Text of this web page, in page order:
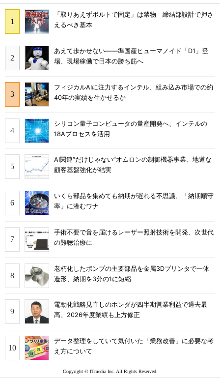
「取りあえずボルトで固定」は禁物 締結部設計で押さ
えるべき基本
あえて歩かせない――準国産ヒューマノイド「D1」登
場、現場稼働で日本の勝ち筋へ
フィジカルAIに注力するインテル、組み込み市場での約
40年の実績を生かせるか
シリコン量子コンピュータの量産開発へ、インテルの
18Aプロセスを活用
AI関連“だけじゃない”オムロンの制御機器事業、地道な
顧客基盤強化が結実
いくら部品を集めても納期が遅れる不思議、「納期順守
率」に潜むワナ
手術不要で音を届けるレーザー照射技術を開発、次世代
の難聴治療に
老朽化したポンプの主要部品を金属3Dプリンタで一体
造形、納期を3分の1に短縮
電動化戦略見直しのホンダが四半期営業利益で過去最
高、2026年度業績も上方修正
データ整理をしていて気付いた「業務改善」に必要な考
え方について
Copyright © ITmedia Inc. All Rights Reserved.